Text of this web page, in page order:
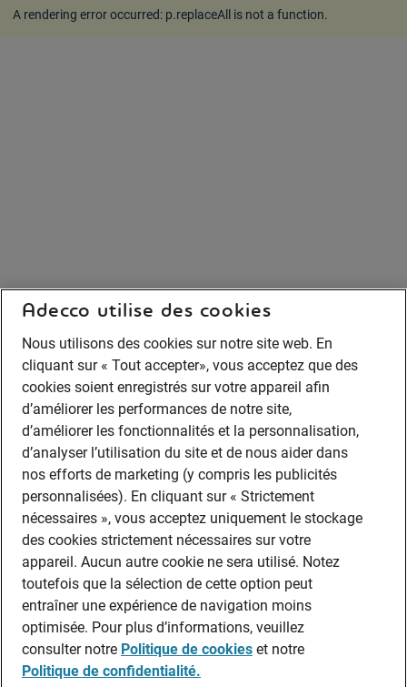
A rendering error occurred: p.replaceAll is not a function.
Adecco utilise des cookies
Nous utilisons des cookies sur notre site web. En
cliquant sur « Tout accepter», vous acceptez que des
cookies soient enregistrés sur votre appareil afin
d’améliorer les performances de notre site,
d’améliorer les fonctionnalités et la personnalisation,
d’analyser l’utilisation du site et de nous aider dans
nos efforts de marketing (y compris les publicités
personnalisées). En cliquant sur « Strictement
nécessaires », vous acceptez uniquement le stockage
des cookies strictement nécessaires sur votre
appareil. Aucun autre cookie ne sera utilisé. Notez
toutefois que la sélection de cette option peut
entraîner une expérience de navigation moins
optimisée. Pour plus d’informations, veuillez
consulter notre Politique de cookies et notre
Politique de confidentialité.